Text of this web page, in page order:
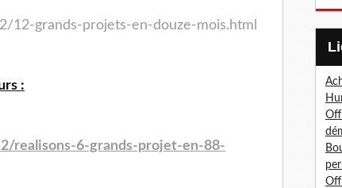
12-grands-projets-en-douze-mois.html
:
realisons-6-grands-projet-en-88-